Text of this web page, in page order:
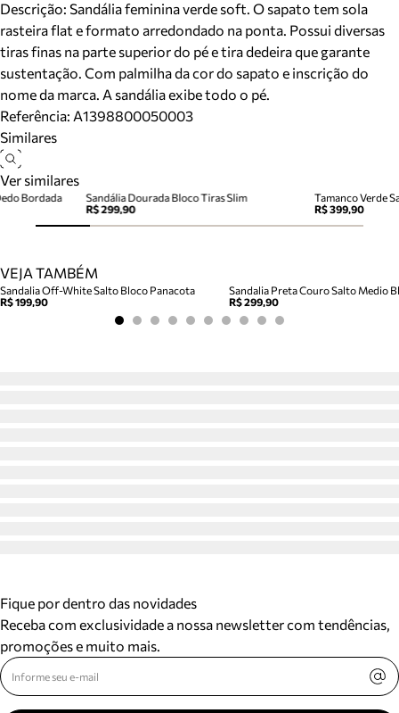
Descrição: Sandália feminina verde soft. O sapato tem sola
rasteira flat e formato arredondado na ponta. Possui diversas
tiras finas na parte superior do pé e tira dedeira que garante
sustentação. Com palmilha da cor do sapato e inscrição do
nome da marca. A sandália exibe todo o pé.
Referência: A1398800050003
Similares
Ver similares
Sandália Dourada Bloco Tiras Slim
R$ 299,90
Tamanco Verde
R$ 399,90
Bordada
VEJA TAMBÉM
Sandalia Off-White Salto Bloco Panacota
R$ 199,90
Sandalia Preta Couro Salto Medio
R$ 299,90
Fique por dentro das novidades
Receba com exclusividade a nossa newsletter com tendências,
promoções e muito mais.